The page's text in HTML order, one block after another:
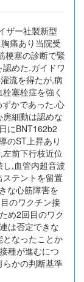
ザー社製新型
痛あり当院受
梗塞の診断で緊
めた.ガイドワ
流を得たが,病
塞栓症を強く
かであった.心
細動は認めな
にBNT162b2
のST上昇あり
前下行枝近位
,血管内超音波
テントを留置
な心筋障害を
のワクチン接
め2回目のワク
は否定できな
なったことか
種が進むにつ
かの判断基準